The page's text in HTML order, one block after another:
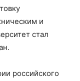
и
стал
российского